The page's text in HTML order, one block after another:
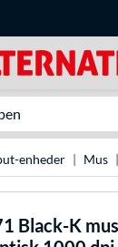
enheder Mus
Black-K